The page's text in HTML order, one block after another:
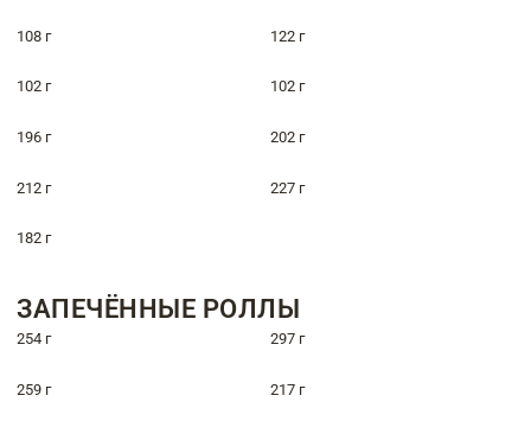
108 г 122 г
102 г 102 г
196 г 202 г
212 г 227 г
182 г
ЗАПЕЧЁННЫЕ РОЛЛЫ
254 г 297 г
259 г 217 г